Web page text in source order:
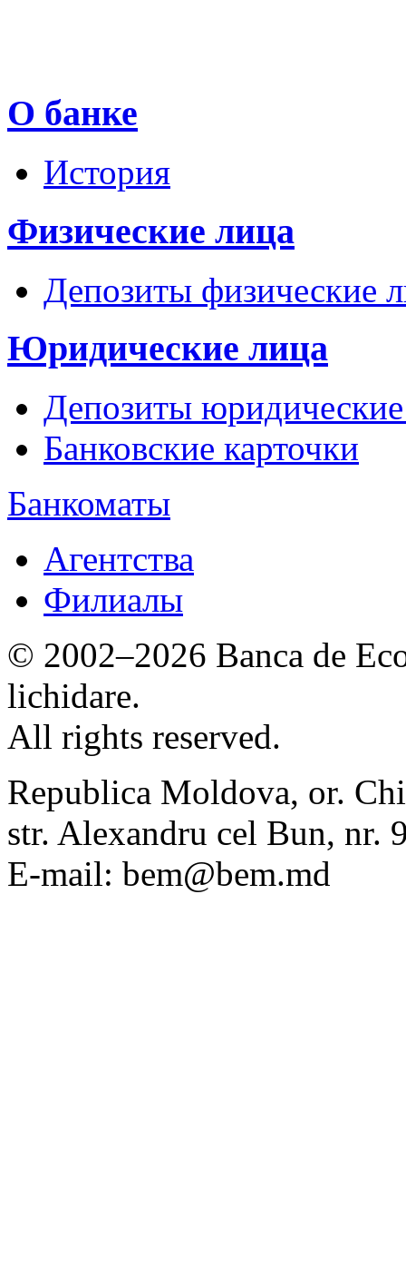
О банке
История
Физические лица
Депозиты физические
Юридические лица
Депозиты
Банковские карточки
Банкоматы
Агентства
Филиалы
© 2002–2026 Banca de
lichidare.
All rights reserved.
Republica Moldova, or.
str. Alexandru cel Bun, nr.
E-mail: bem@bem.md